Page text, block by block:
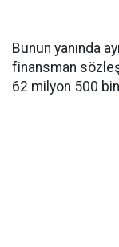
Bunun yanında
finansman
62 milyon 500